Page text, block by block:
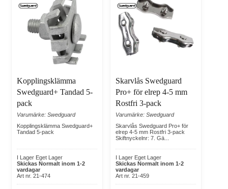
Kopplingsklämma
Swedguard+ Tandad 5-
pack
Varumärke: Swedguard
Kopplingsklämma Swedguard+
Tandad 5-pack
I Lager Eget Lager
Skickas Normalt inom 1-2
vardagar
Art nr. 21-474
Skarvlås Swedguard
Pro+ för elrep 4-5 mm
Rostfri 3-pack
Varumärke: Swedguard
Skarvlås Swedguard Pro+ för
elrep 4-5 mm Rostfri 3-pack
Skiftnyckelnr: 7. Gä...
I Lager Eget Lager
Skickas Normalt inom 1-2
vardagar
Art nr. 21-459